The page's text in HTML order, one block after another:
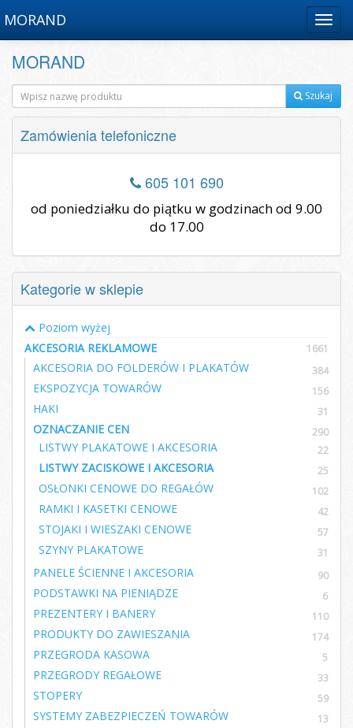
Menu
MORAND
MORAND
Szukaj
Zamówienia telefoniczne
605 101 690
od poniedziałku do piątku w godzinach od 9.00
do 17.00
Kategorie w sklepie
Poziom wyżej
AKCESORIA REKLAMOWE
1661
AKCESORIA DO FOLDERÓW I PLAKATÓW 384
EKSPOZYCJA TOWARÓW 156
HAKI 31
OZNACZANIE CEN 290
LISTWY PLAKATOWE I AKCESORIA 22
LISTWY ZACISKOWE I AKCESORIA 25
OSŁONKI CENOWE DO REGAŁÓW 102
RAMKI I KASETKI CENOWE 42
STOJAKI I WIESZAKI CENOWE 57
SZYNY PLAKATOWE 31
PANELE ŚCIENNE I AKCESORIA 90
PODSTAWKI NA PIENIĄDZE 6
PREZENTERY I BANERY 110
PRODUKTY DO ZAWIESZANIA 174
PRZEGRODA KASOWA 5
PRZEGRODY REGAŁOWE 33
STOPERY 59
SYSTEMY ZABEZPIECZEŃ TOWARÓW 13